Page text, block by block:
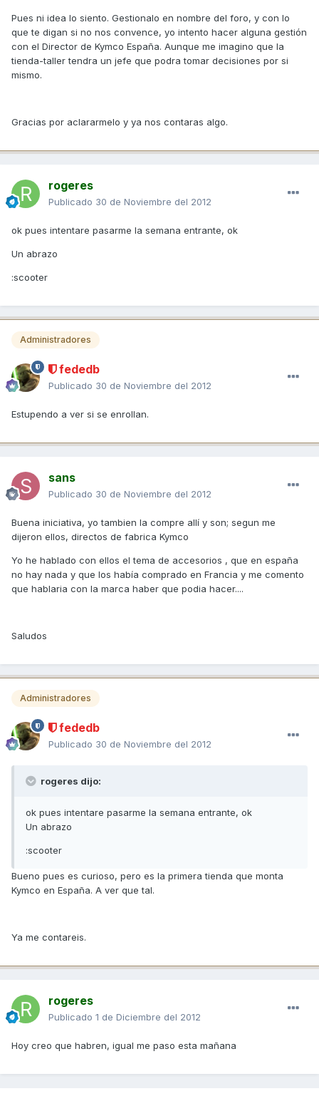
Pues ni idea lo siento. Gestionalo en nombre del foro, y con lo
que te digan si no nos convence, yo intento hacer alguna gestión
con el Director de Kymco España. Aunque me imagino que la
tienda-taller tendra un jefe que podra tomar decisiones por si
mismo.
Gracias por aclararmelo y ya nos contaras algo.
rogeres
Publicado 30 de Noviembre del 2012
ok pues intentare pasarme la semana entrante, ok
Un abrazo
:scooter
Administradores
fededb
Publicado 30 de Noviembre del 2012
Estupendo a ver si se enrollan.
sans
Publicado 30 de Noviembre del 2012
Buena iniciativa, yo tambien la compre allí y son; segun me
dijeron ellos, directos de fabrica Kymco
Yo he hablado con ellos el tema de accesorios , que en españa
no hay nada y que los había comprado en Francia y me comento
que hablaria con la marca haber que podia hacer....
Saludos
Administradores
fededb
Publicado 30 de Noviembre del 2012
rogeres dijo:
ok pues intentare pasarme la semana entrante, ok
Un abrazo
:scooter
Bueno pues es curioso, pero es la primera tienda que monta
Kymco en España. A ver que tal.
Ya me contareis.
rogeres
Publicado 1 de Diciembre del 2012
Hoy creo que habren, igual me paso esta mañana